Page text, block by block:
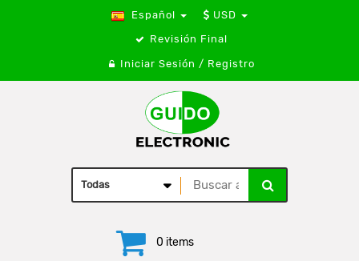
Español
USD
Revisión Final
Iniciar Sesión / Registro
0 items